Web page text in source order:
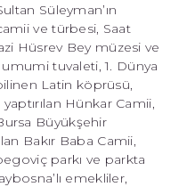
Süleyman’ın
ve türbesi, Saat
Hüsrev Bey müzesi ve
tuvaleti, 1. Dünya
bilinen Latin köprüsü,
Hünkar Camii,
Büyükşehir
Bakır Baba Camii,
parkı ve parkta
emekliler,